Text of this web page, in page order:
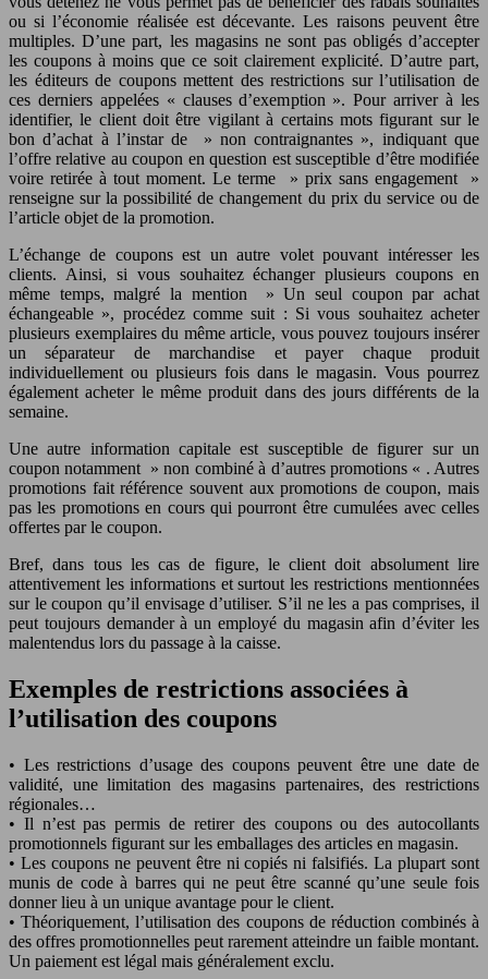
ou si l’économie réalisée est décevante. Les raisons peuvent être
multiples. D’une part, les magasins ne sont pas obligés d’accepter
les coupons à moins que ce soit clairement explicité. D’autre part,
les éditeurs de coupons mettent des restrictions sur l’utilisation de
ces derniers appelées « clauses d’exemption ». Pour arriver à les
identifier, le client doit être vigilant à certains mots figurant sur le
bon d’achat à l’instar de » non contraignantes », indiquant que
l’offre relative au coupon en question est susceptible d’être modifiée
voire retirée à tout moment. Le terme » prix sans engagement »
renseigne sur la possibilité de changement du prix du service ou de
l’article objet de la promotion.
L’échange de coupons est un autre volet pouvant intéresser les
clients. Ainsi, si vous souhaitez échanger plusieurs coupons en
même temps, malgré la mention » Un seul coupon par achat
échangeable », procédez comme suit : Si vous souhaitez acheter
plusieurs exemplaires du même article, vous pouvez toujours insérer
un séparateur de marchandise et payer chaque produit
individuellement ou plusieurs fois dans le magasin. Vous pourrez
également acheter le même produit dans des jours différents de la
semaine.
Une autre information capitale est susceptible de figurer sur un
coupon notamment » non combiné à d’autres promotions « . Autres
promotions fait référence souvent aux promotions de coupon, mais
pas les promotions en cours qui pourront être cumulées avec celles
offertes par le coupon.
Bref, dans tous les cas de figure, le client doit absolument lire
attentivement les informations et surtout les restrictions mentionnées
sur le coupon qu’il envisage d’utiliser. S’il ne les a pas comprises, il
peut toujours demander à un employé du magasin afin d’éviter les
malentendus lors du passage à la caisse.
Exemples de restrictions associées à
l’utilisation des coupons
• Les restrictions d’usage des coupons peuvent être une date de
validité, une limitation des magasins partenaires, des restrictions
régionales…
• Il n’est pas permis de retirer des coupons ou des autocollants
promotionnels figurant sur les emballages des articles en magasin.
• Les coupons ne peuvent être ni copiés ni falsifiés. La plupart sont
munis de code à barres qui ne peut être scanné qu’une seule fois
donner lieu à un unique avantage pour le client.
• Théoriquement, l’utilisation des coupons de réduction combinés à
des offres promotionnelles peut rarement atteindre un faible montant.
Un paiement est légal mais généralement exclu.